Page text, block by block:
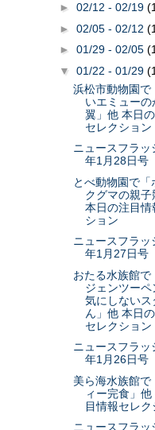
► 02/12 - 02/19
► 02/05 - 02/12
► 01/29 - 02/05
▼ 01/22 - 01/29
浜松市動物園で
いエミューの
翼」他 本日
セレクション
ニュースフラッ
年1月28日号
とべ動物園で「
クグマの親子
本日の注目情
ション
ニュースフラッ
年1月27日号
おたる水族館で
ジェンツーペ
気にしないス
ん」他 本日
セレクション
ニュースフラッ
年1月26日号
美ら海水族館で
ィー完食」
目情報セレク
ニュースフラッ